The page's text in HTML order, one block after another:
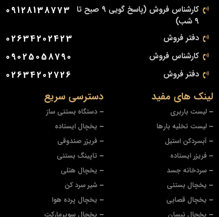
دسترسی سریع
دستگاه بستنی ساز
یخچال ایستاده
فریزر صندوقی
تاپینگ بستنی
یخچال هتلی
شیر سرد کن
یخچال پرده هوا
یخچال سوپرمارکت
لینک های مفید
لیست باربری
لیست تخلیه بارها
آبسردکن استیل
فریزر ایستاده
سردخانه جسد
یخچال بستنی
یخچال قصابی
یخچال نیسان
کارشناس فروش (پاسخ گویی 9 صبح تا
9 شب)
09128138773
دفتر فروش 02634202423
کارشناس فروش 09025058790
دفتر فروش 02634202726